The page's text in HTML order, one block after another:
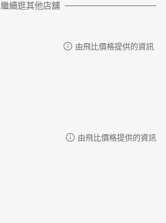
繼續逛其他店舖
由飛比價格提供的資訊
由飛比價格提供的資訊